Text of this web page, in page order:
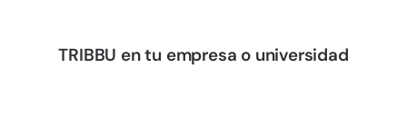
Bizkaia
TRIBBU en tu empresa o universidad